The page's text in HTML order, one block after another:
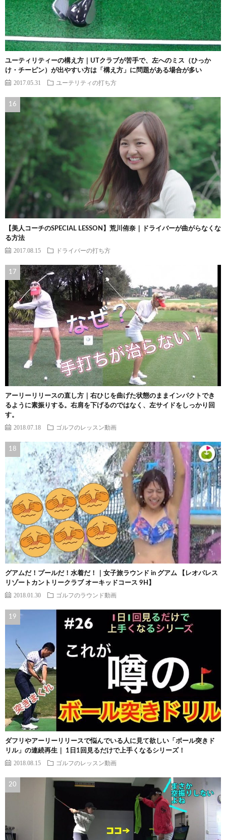
ユーティリティーの構え方｜UTクラブが苦手で、左へのミス（ひっか
け・チーピン）が出やすい方は「構え方」に問題がある場合が多い
2017.05.31 ユーテリティの打ち方
【美人コーチのSPECIAL LESSON】荒川侑奈｜ドライバーが曲がらなくな
る方法
2017.08.15 ドライバーの打ち方
アーリーリリースの直し方｜右ひじを曲げた状態のままインパクトでき
るように素振りする。右肩を下げるのではなく、左サイドをしっかり回
す。
2018.07.18 ゴルフのレッスン動画
グアムだ！プールだ！水着だ！｜女子旅ラウンド in グアム 【レオパレス
リゾートカントリークラブ オーキッドコース 9H】
2018.01.30 ゴルフのラウンド動画
ダフリやアーリーリリースで悩んでいる人に見て欲しい「ボール突きド
リル」の連続再生｜ 1日1回見るだけで上手くなるシリーズ！
2018.08.15 ゴルフのレッスン動画